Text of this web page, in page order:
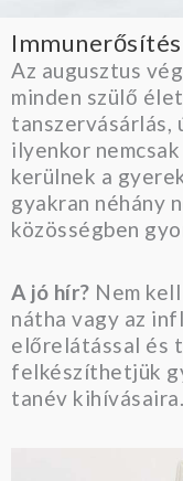
Az augusztus
minden szülő
tanszervásárlás,
ilyenkor
kerülnek a
gyakran néhány
közösségben
A jó hír? Nem
nátha vagy az
előrelátással és
felkészíthetjük
tanév kihívásaira.